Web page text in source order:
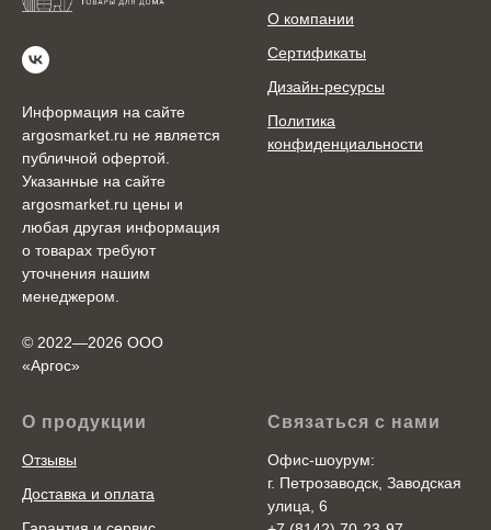
Информация на сайте
argosmarket.ru не является
публичной офертой.
Указанные на сайте
argosmarket.ru цены и
любая другая информация
о товарах требуют
уточнения нашим
менеджером.
© 2022—2026 ООО
«Аргоc»
О компании
Сертификаты
Дизайн-ресурсы
Политика
конфиденциальности
О продукции
Отзывы
Доставка и оплата
Связаться с нами
Офис-шоурум:
г. Петрозаводск, Заводская
улица, 6